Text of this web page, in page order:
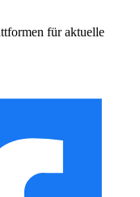
für aktuelle